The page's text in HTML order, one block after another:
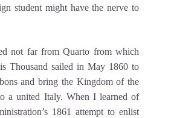
student might have the nerve to
not far from Quarto from which
Thousand sailed in May 1860 to
and bring the Kingdom of the
a united Italy. When I learned of
1861 attempt to enlist